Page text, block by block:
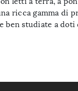
ricca gamma
studiate a